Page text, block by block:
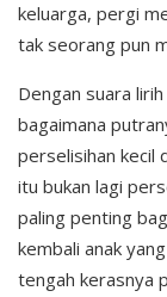
keluarga, pergi
tak seorang pun
Dengan suara
bagaimana
perselisihan kecil
itu bukan lagi
paling penting
kembali anak
tengah kerasnya